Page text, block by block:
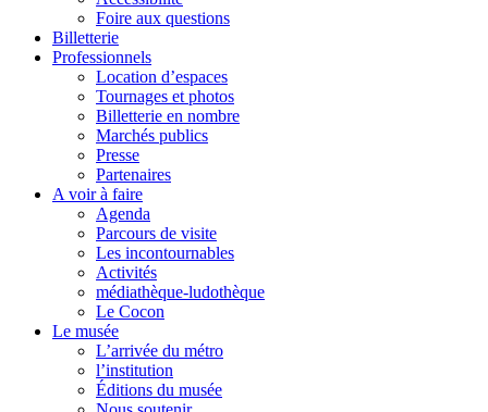
Foire aux questions
Billetterie
Professionnels
Location d’espaces
Tournages et photos
Billetterie en nombre
Marchés publics
Presse
Partenaires
A voir à faire
Agenda
Parcours de visite
Les incontournables
Activités
médiathèque-ludothèque
Le Cocon
Le musée
L’arrivée du métro
l’institution
Éditions du musée